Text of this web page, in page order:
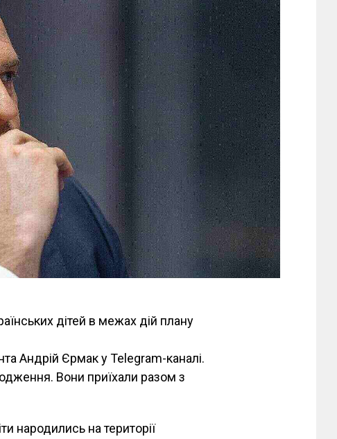
дітей в межах дій плану
Андрій Єрмак у Telegram-каналі.
Вони приїхали разом з
народились на території